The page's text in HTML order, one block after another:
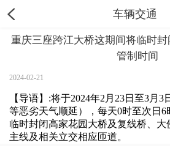
车辆交通
重庆三座跨江大桥这期间将临时
管制时间
2024-02-21
【导语】:将于2024年2月23日至3月
等恶劣天气顺延），每天0时至次日6
临时封闭高家花园大桥及复线桥、
主线及相关立交相应匝道。